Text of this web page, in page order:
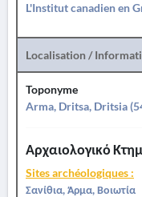
L'Institut canadien en
Localisation /
Toponyme
Arma, Dritsa, Dritsia
Αρχαιολογικό
Sites archéologiques :
Σανίθια, Άρμα, Βοιωτία